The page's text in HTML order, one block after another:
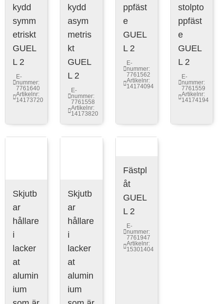
kydd
symm
etriskt
GUEL
L 2
E-
nummer:
7761640
Artikelnr:
14173720
kydd
asym
metris
kt
GUEL
L 2
E-
nummer:
7761558
Artikelnr:
14173820
ppfäst
e
GUEL
L 2
E-
nummer:
7761562
Artikelnr:
14174094
stolpto
ppfäst
e
GUEL
L 2
E-
nummer:
7761559
Artikelnr:
14174194
Skjutb
ar
hållare
i
lacker
at
alumin
ium
Skjutb
ar
hållare
i
lacker
at
alumin
ium
Fästpl
åt
GUEL
L 2
E-
nummer:
7761947
Artikelnr:
15301404